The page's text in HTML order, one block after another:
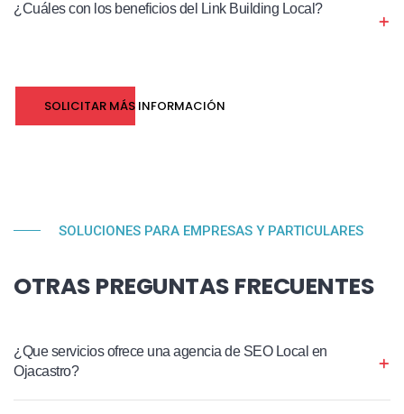
¿Cuáles con los beneficios del Link Building Local?
SOLICITAR MÁS INFORMACIÓN
SOLUCIONES PARA EMPRESAS Y PARTICULARES
OTRAS PREGUNTAS FRECUENTES
¿Que servicios ofrece una agencia de SEO Local en
Ojacastro?